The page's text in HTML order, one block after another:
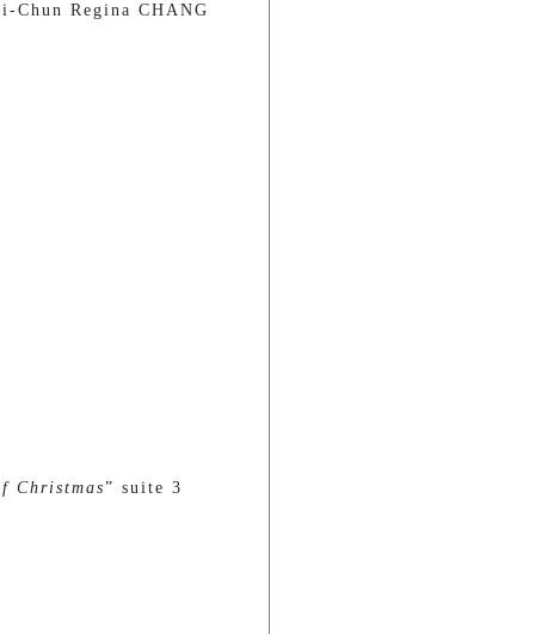
Chun Regina CHANG
Christmas” suite 3